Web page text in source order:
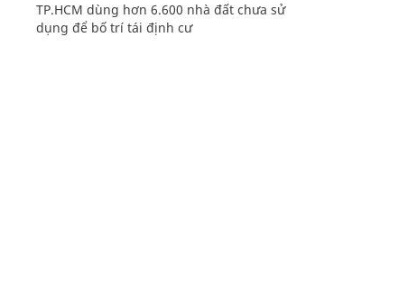
TP.HCM dùng hơn 6.600 nhà đất chưa sử
dụng để bố trí tái định cư